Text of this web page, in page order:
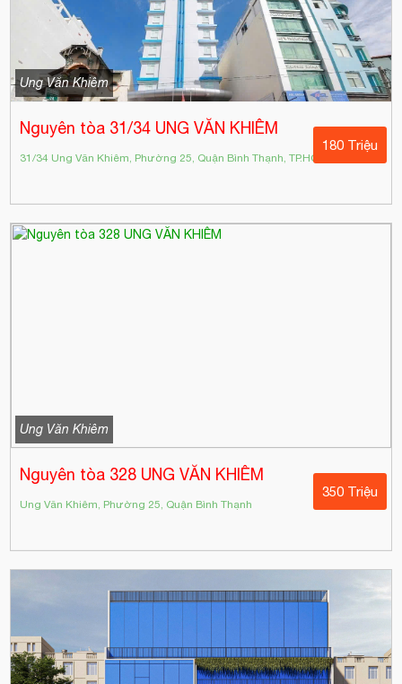
Ung Văn Khiêm
Nguyên tòa 31/34 UNG VĂN KHIÊM
31/34 Ung Văn Khiêm, Phường 25, Quận Bình Thạnh, TP.HCM
180 Triệu
Ung Văn Khiêm
Nguyên tòa 328 UNG VĂN KHIÊM
Ung Văn Khiêm, Phường 25, Quận Bình Thạnh
350 Triệu